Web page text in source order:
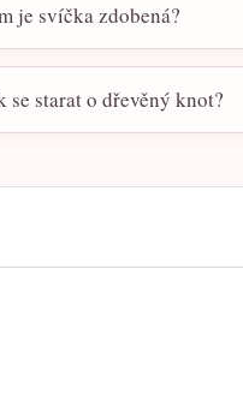
je svíčka zdobená?
se starat o dřevěný knot?